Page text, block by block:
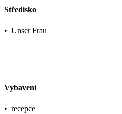
Středisko
• Unser Frau
Vybavení
• recepce